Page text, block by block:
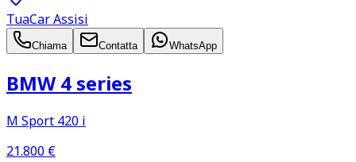
TuaCar Assisi
Chiama Contatta WhatsApp
BMW 4 series
M Sport 420 i
21.800 €